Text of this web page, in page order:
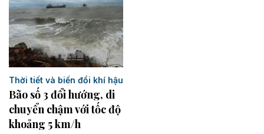
Thời tiết và biến đổi khí hậu
Bão số 3 đổi hướng, di
chuyển chậm với tốc độ
khoảng 5 km/h